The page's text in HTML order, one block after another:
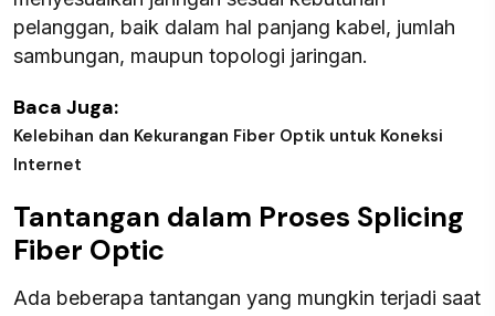
pelanggan, baik dalam hal panjang kabel, jumlah
sambungan, maupun topologi jaringan.
Baca Juga:
Kelebihan dan Kekurangan Fiber Optik untuk Koneksi
Internet
Tantangan dalam Proses Splicing
Fiber Optic
Ada beberapa tantangan yang mungkin terjadi saat